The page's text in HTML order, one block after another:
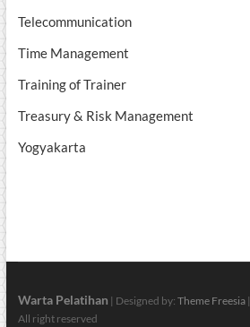
Telecommunication
Time Management
Training of Trainer
Treasury & Risk Management
Yogyakarta
Warta Pelatihan | Designed by: Theme Freesia|
All right reserved